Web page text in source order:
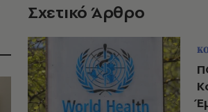
Σχετικό Άρθρο